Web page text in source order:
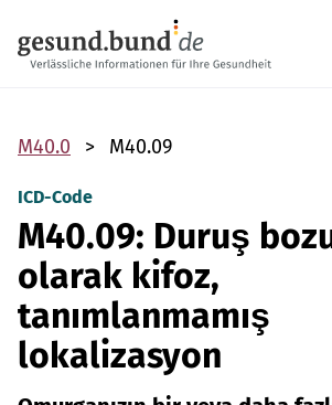
M40.0 M40.09
ICD-Code
M40.09: Duruş
olarak kifoz,
tanımlanmamış
lokalizasyon